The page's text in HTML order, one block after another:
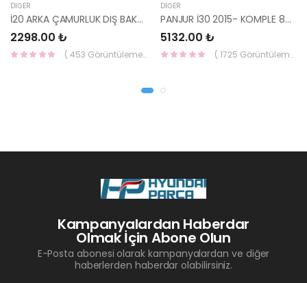
DIĞER
İ20 ARKA ÇAMURLUK DIŞ BAKALİTİ SOL 2015- ( PARLAK SİYAH ) 87360-C8000-YS
2298.00 ₺
( 453 Görüntüleme )
DIĞER
PANJUR İ30 2015- KOMPLE 86350-A6800-YS
5132.00 ₺
( 1725 Görüntüleme )
Kampanyalardan Haberdar
Olmak İçin Abone Olun
E-Posta abonesi olarak kampanyalardan ve diğer
haberlerden haberdar olabilirsiniz.